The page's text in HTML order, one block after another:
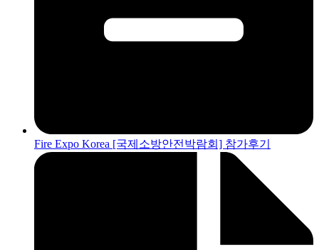
Fire Expo Korea [국제소방안전박람회] 참가후기